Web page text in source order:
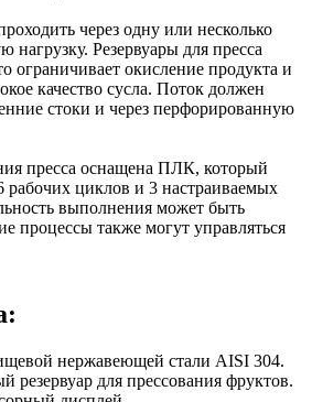
через одну или несколько
нагрузку. Резервуары для пресса
ограничивает окисление продукта и
качество сусла. Поток должен
стоки и через перфорированную
пресса оснащена ПЛК, который
рабочих циклов и 3 настраиваемых
выполнения может быть
процессы также могут управляться
нержавеющей стали AISI 304.
резервуар для прессования фруктов.